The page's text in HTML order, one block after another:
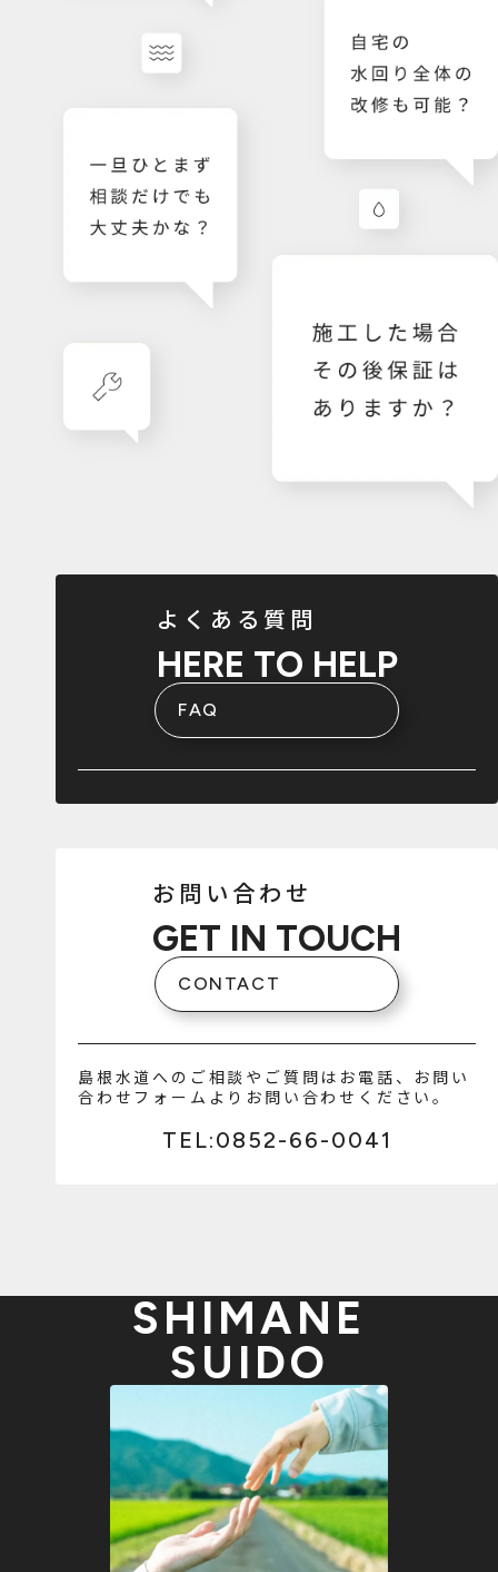
よくある質問
HERE TO HELP
FAQ
お問い合わせ
GET IN TOUCH
CONTACT
島根水道へのご相談やご質問はお電話、お問い
合わせフォームよりお問い合わせください。
TEL:0852-66-0041
SHIMANE
SUIDO